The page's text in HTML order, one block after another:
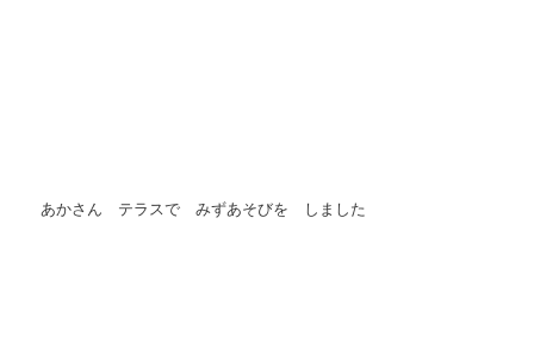
あかさん テラスで みずあそびを しました